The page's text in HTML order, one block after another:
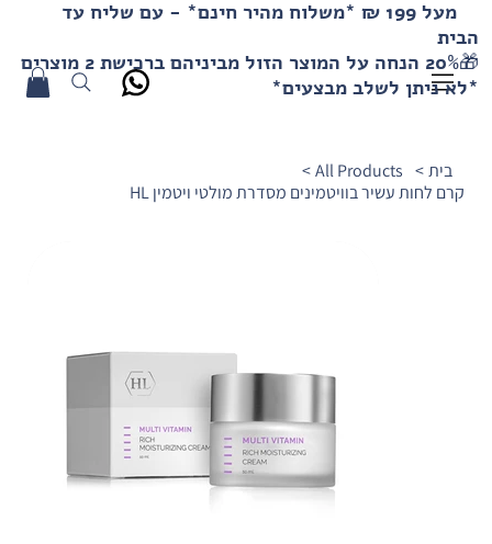
מעל 199 ₪ *משלוח מהיר חינם* - עם שליח עד
הבית
🎁20% הנחה על המוצר הזול מביניהם ברכישת 2 מוצרים
*לא ניתן לשלב מבצעים*
בית>
All Products
>
קרם לחות עשיר בוויטמינים מסדרת מולטי ויטמין HL